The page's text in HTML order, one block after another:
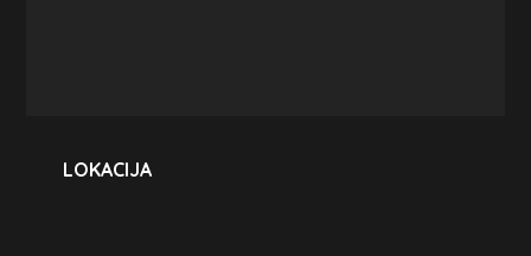
LOKACIJA